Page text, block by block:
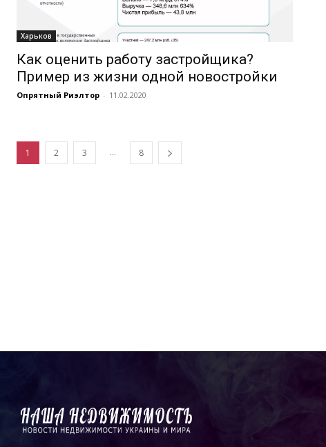
Харьков
Как оценить работу застройщика?
Пример из жизни одной новостройки
Опрятный Риэлтор - 11.02.2020
1 2 3 ... 8